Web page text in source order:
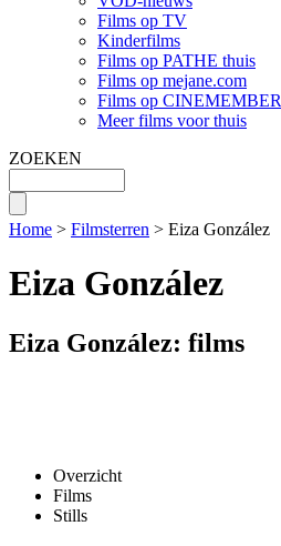
Films op TV
Kinderfilms
Films op PATHE thuis
Films op mejane.com
Films op CINEMEMBER
Meer films voor thuis
ZOEKEN
Home > Filmsterren > Eiza González
Eiza González
Eiza González: films
Overzicht
Films
Stills